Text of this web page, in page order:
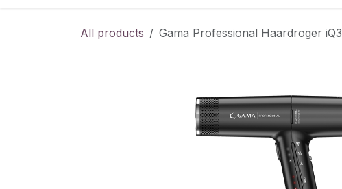
All products Gama Professional Haardroger iQ3